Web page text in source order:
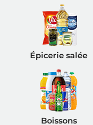
Épicerie salée
Boissons